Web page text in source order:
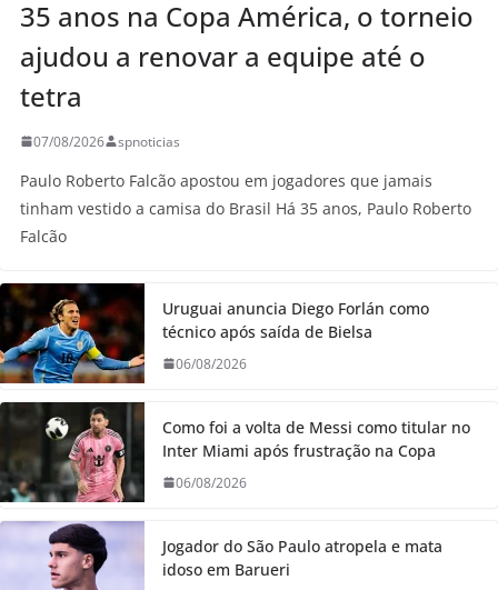
35 anos na Copa América, o torneio
ajudou a renovar a equipe até o
tetra
07/08/2026 spnoticias
Paulo Roberto Falcão apostou em jogadores que jamais
tinham vestido a camisa do Brasil Há 35 anos, Paulo Roberto
Falcão
Uruguai anuncia Diego Forlán como
técnico após saída de Bielsa
06/08/2026
Como foi a volta de Messi como titular no
Inter Miami após frustração na Copa
06/08/2026
Jogador do São Paulo atropela e mata
idoso em Barueri